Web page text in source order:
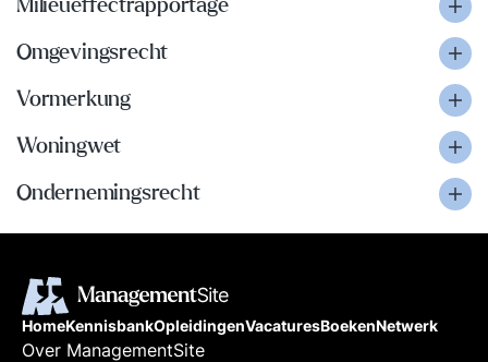
Milieueffectrapportage
Omgevingsrecht
Vormerkung
Woningwet
Ondernemingsrecht
HomeKennisbankOpleidingenVacaturesBoekenNetwerk
Over ManagementSite